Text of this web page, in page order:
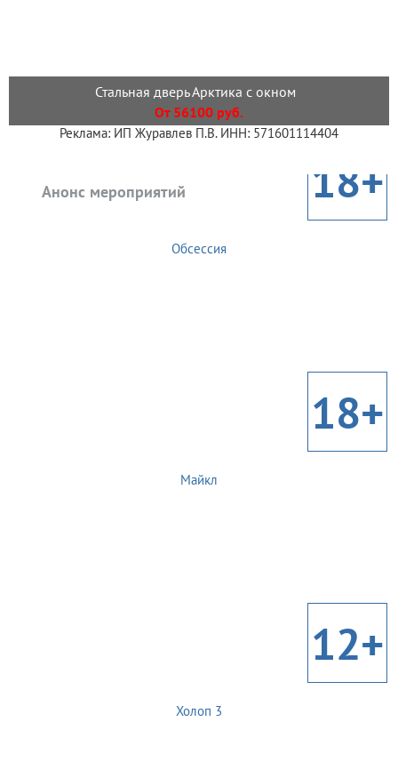
Стальная дверь Арктика с окном
От 56100 руб.
Реклама: ИП Журавлев П.В. ИНН: 571601114404
Анонс мероприятий 18+
Обсессия
18+
Майкл
12+
Холоп 3